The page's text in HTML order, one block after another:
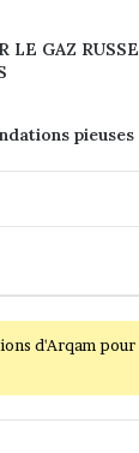
LE GAZ
d'Arqam